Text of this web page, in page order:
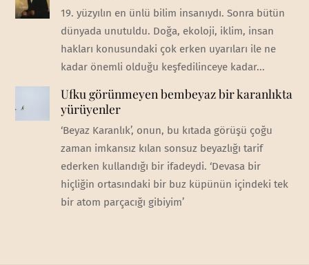
19. yüzyılın en ünlü bilim insanıydı. Sonra bütün
dünyada unutuldu. Doğa, ekoloji, iklim, insan
hakları konusundaki çok erken uyarıları ile ne
kadar önemli olduğu keşfedilinceye kadar...
Ufku görünmeyen bembeyaz bir karanlıkta
yürüyenler
‘Beyaz Karanlık’, onun, bu kıtada görüşü çoğu
zaman imkansız kılan sonsuz beyazlığı tarif
ederken kullandığı bir ifadeydi. ‘Devasa bir
hiçliğin ortasındaki bir buz küpünün içindeki tek
bir atom parçacığı gibiyim’